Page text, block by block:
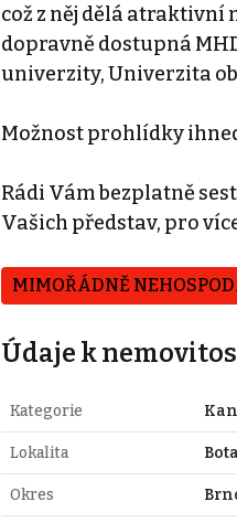
což z něj dělá atraktivní
dopravně dostupná
univerzity, Univerzita
Možnost prohlídky
Rádi Vám bezplatně
Vašich představ, pro
MIMOŘÁDNĚ
Údaje k
Kategorie
Lokalita
Okres